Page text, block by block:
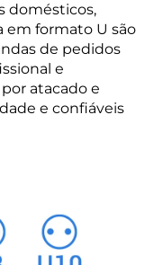
domésticos,
em formato U são
de pedidos
e
atacado e
e confiáveis